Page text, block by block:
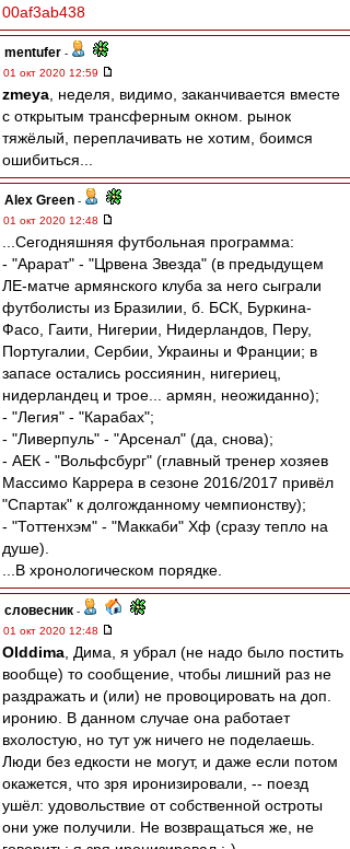
00af3ab438
mentufer -
01 окт 2020 12:59
zmeya , неделя, видимо, заканчивается вместе
с открытым трансферным окном. рынок
тяжёлый, переплачивать не хотим, боимся
ошибиться...
Alex Green -
01 окт 2020 12:48
...Сегодняшняя футбольная программа:
- "Арарат" - "Црвена Звезда" (в предыдущем
ЛЕ-матче армянского клуба за него сыграли
футболисты из Бразилии, б. БСК, Буркина-
Фасо, Гаити, Нигерии, Нидерландов, Перу,
Португалии, Сербии, Украины и Франции; в
запасе остались россиянин, нигериец,
нидерландец и трое... армян, неожиданно);
- "Легия" - "Карабах";
- "Ливерпуль" - "Арсенал" (да, снова);
- АЕК - "Вольфсбург" (главный тренер хозяев
Массимо Каррера в сезоне 2016/2017 привёл
"Спартак" к долгожданному чемпионству);
- "Тоттенхэм" - "Маккаби" Хф (сразу тепло на
душе).
...В хронологическом порядке.
словесник -
01 окт 2020 12:48
Olddima , Дима, я убрал (не надо было постить
вообще) то сообщение, чтобы лишний раз не
раздражать и (или) не провоцировать на доп.
иронию. В данном случае она работает
вхолостую, но тут уж ничего не поделаешь.
Люди без едкости не могут, и даже если потом
окажется, что зря иронизировали, -- поезд
ушёл: удовольствие от собственной остроты
они уже получили. Не возвращаться же, не